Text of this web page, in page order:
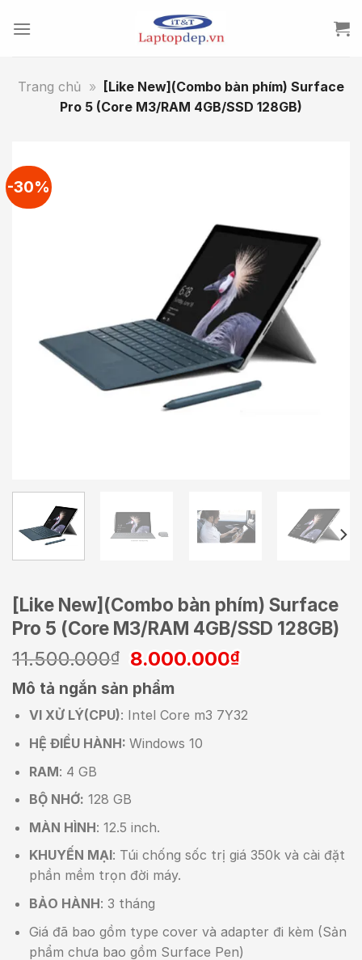
Trang chủ »
[Like New](Combo bàn phím) Surface
Pro 5 (Core M3/RAM 4GB/SSD 128GB)
-30%
[Like New](Combo bàn phím) Surface
Pro 5 (Core M3/RAM 4GB/SSD 128GB)
11.500.000₫
Giá
gốc
là:
11.500.000₫.
8.000.000₫Giá
là:
Mô tả ngắn sản phẩm
VI XỬ LÝ(CPU): Intel Core m3 7Y32
HỆ ĐIỀU HÀNH: Windows 10
RAM: 4 GB
BỘ NHỚ: 128 GB
MÀN HÌNH: 12.5 inch.
KHUYẾN MẠI: Túi chống sốc trị giá 350k và cài đặt
phần mềm trọn đời máy.
BẢO HÀNH: 3 tháng
Giá đã bao gồm type cover và adapter đi kèm (Sản
phẩm chưa bao gồm Surface Pen)